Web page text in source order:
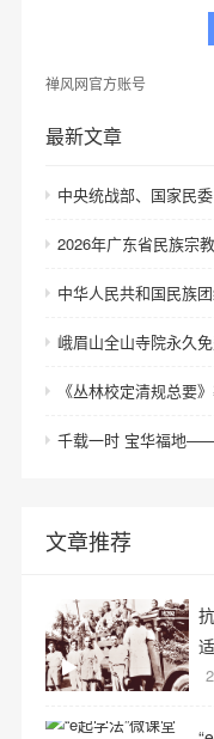
禅风网官方账号
最新文章
中华人民共和国民族
峨眉山全山寺院永久
文章推荐